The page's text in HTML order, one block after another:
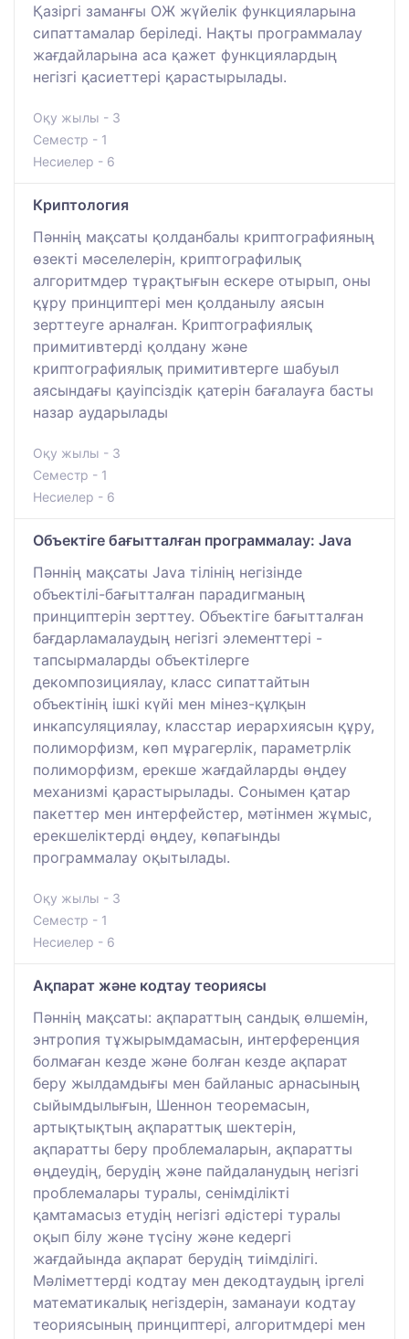
Қазіргі заманғы ОЖ жүйелік функцияларына
сипаттамалар беріледі. Нақты программалау
жағдайларына аса қажет функциялардың
негізгі қасиеттері қарастырылады.
Оқу жылы - 3
Семестр - 1
Несиелер - 6
Криптология
Пәннің мақсаты қолданбалы криптографияның
өзекті мәселелерін, криптографилық
алгоритмдер тұрақтығын ескере отырып, оны
құру принциптері мен қолданылу аясын
зерттеуге арналған. Криптографиялық
примитивтерді қолдану және
криптографиялық примитивтерге шабуыл
аясындағы қауіпсіздік қатерін бағалауға басты
назар аударылады
Оқу жылы - 3
Семестр - 1
Несиелер - 6
Объектіге бағытталған программалау: Java
Пәннің мақсаты Java тілінің негізінде
объектілі-бағытталған парадигманың
принциптерін зерттеу. Объектіге бағытталған
бағдарламалаудың негізгі элементтері -
тапсырмаларды объектілерге
декомпозициялау, класс сипаттайтын
объектінің ішкі күйі мен мінез-құлқын
инкапсуляциялау, класстар иерархиясын құру,
полиморфизм, көп мұрагерлік, параметрлік
полиморфизм, ерекше жағдайларды өңдеу
механизмі қарастырылады. Сонымен қатар
пакеттер мен интерфейстер, мәтінмен жұмыс,
ерекшеліктерді өңдеу, көпағынды
программалау оқытылады.
Оқу жылы - 3
Семестр - 1
Несиелер - 6
Ақпарат және кодтау теориясы
Пәннің мақсаты: ақпараттың сандық өлшемін,
энтропия тұжырымдамасын, интерференция
болмаған кезде және болған кезде ақпарат
беру жылдамдығы мен байланыс арнасының
сыйымдылығын, Шеннон теоремасын,
артықтықтың ақпараттық шектерін,
ақпаратты беру проблемаларын, ақпаратты
өңдеудің, берудің және пайдаланудың негізгі
проблемалары туралы, сенімділікті
қамтамасыз етудің негізгі әдістері туралы
оқып білу және түсіну және кедергі
жағдайында ақпарат берудің тиімділігі.
Мәліметтерді кодтау мен декодтаудың іргелі
математикалық негіздерін, заманауи кодтау
теориясының принциптері, алгоритмдері мен